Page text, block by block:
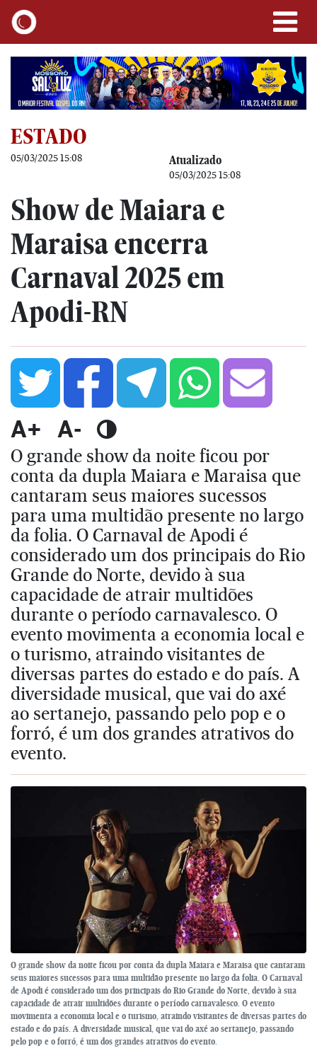
ESTADO
05/03/2025 15:08 Atualizado
05/03/2025 15:08
Show de Maiara e
Maraisa encerra
Carnaval 2025 em
Apodi-RN
A+ A-
O grande show da noite ficou por
conta da dupla Maiara e Maraisa que
cantaram seus maiores sucessos
para uma multidão presente no largo
da folia. O Carnaval de Apodi é
considerado um dos principais do Rio
Grande do Norte, devido à sua
capacidade de atrair multidões
durante o período carnavalesco. O
evento movimenta a economia local e
o turismo, atraindo visitantes de
diversas partes do estado e do país. A
diversidade musical, que vai do axé
ao sertanejo, passando pelo pop e o
forró, é um dos grandes atrativos do
evento.
O grande show da noite ficou por conta da dupla Maiara e Maraisa que cantaram
seus maiores sucessos para uma multidão presente no largo da folia. O Carnaval
de Apodi é considerado um dos principais do Rio Grande do Norte, devido à sua
capacidade de atrair multidões durante o período carnavalesco. O evento
movimenta a economia local e o turismo, atraindo visitantes de diversas partes do
estado e do país. A diversidade musical, que vai do axé ao sertanejo, passando
pelo pop e o forró, é um dos grandes atrativos do evento.